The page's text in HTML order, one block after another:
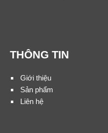
THÔNG TIN
Giới thiệu
Sản phẩm
Liên hệ